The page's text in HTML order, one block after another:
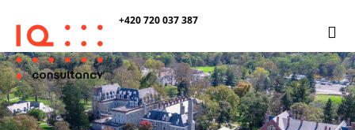
+420 720 037 387